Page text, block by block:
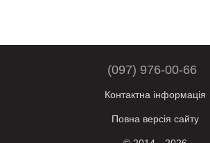
(097) 976-00-66
Контактна інформація
Повна версія сайту